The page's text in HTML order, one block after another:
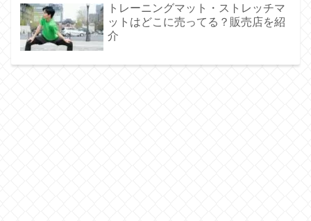
トレーニングマット・ストレッチマ
ットはどこに売ってる？販売店を紹
介